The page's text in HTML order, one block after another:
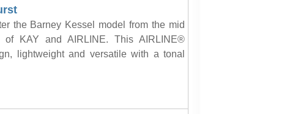
the Barney Kessel model from the mid
KAY and AIRLINE. This AIRLINE®
lightweight and versatile with a tonal